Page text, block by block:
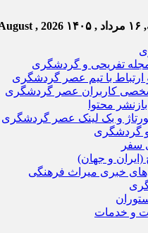
, 2026
مجله تفریحی و گردشگری
با تیم عصر گردشگری
کاربران عصر گردشگری
محتوا
و بک لینک عصر گردشگری
و گردشگری
سفر
(ایران و جهان)
خبری میراث فرهنگی
و خدمات